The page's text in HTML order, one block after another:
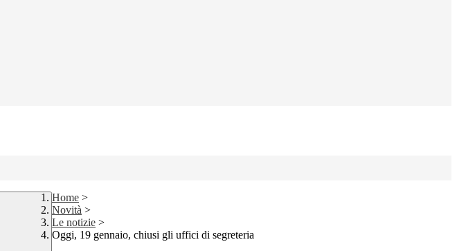
Home >
Novità >
Le notizie >
Oggi, 19 gennaio, chiusi gli uffici di segreteria